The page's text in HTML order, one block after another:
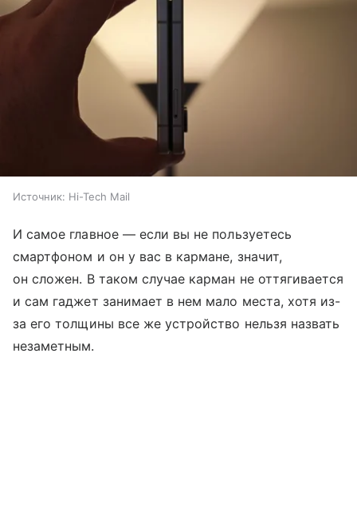
Источник: Hi-Tech Mail
И самое главное — если вы не пользуетесь
смартфоном и он у вас в кармане, значит,
он сложен. В таком случае карман не оттягивается
и сам гаджет занимает в нем мало места, хотя из-
за его толщины все же устройство нельзя назвать
незаметным.